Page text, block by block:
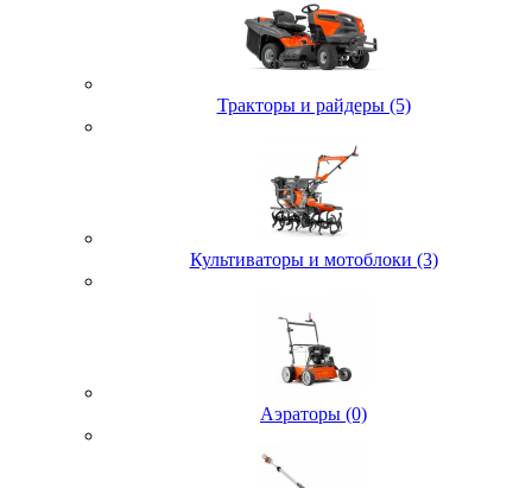
Тракторы и райдеры (5)
Культиваторы и мотоблоки (3)
Аэраторы (0)